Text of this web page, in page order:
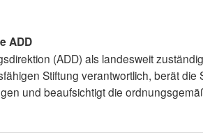
ADD
(ADD) als landesweit
Stiftung verantwortlich, berät die
und beaufsichtigt die